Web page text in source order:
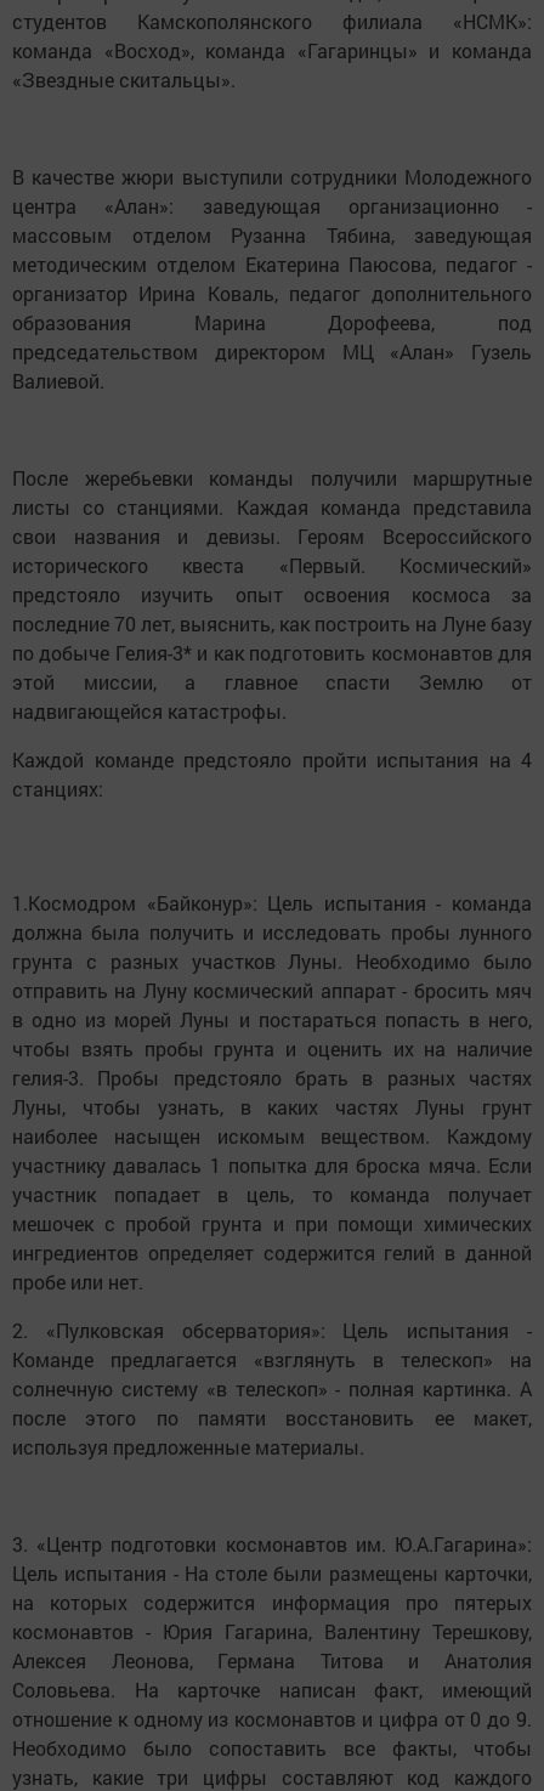
студентов Камскополянского филиала «НСМК»:
команда «Восход», команда «Гагаринцы» и команда
«Звездные скитальцы».
В качестве жюри выступили сотрудники Молодежного
центра «Алан»: заведующая организационно -
массовым отделом Рузанна Тябина, заведующая
методическим отделом Екатерина Паюсова, педагог -
организатор Ирина Коваль, педагог дополнительного
образования Марина Дорофеева, под
председательством директором МЦ «Алан» Гузель
Валиевой.
После жеребьевки команды получили маршрутные
листы со станциями. Каждая команда представила
свои названия и девизы. Героям Всероссийского
исторического квеста «Первый. Космический»
предстояло изучить опыт освоения космоса за
последние 70 лет, выяснить, как построить на Луне базу
по добыче Гелия-3* и как подготовить космонавтов для
этой миссии, а главное спасти Землю от
надвигающейся катастрофы.
Каждой команде предстояло пройти испытания на 4
станциях:
1.Космодром «Байконур»: Цель испытания - команда
должна была получить и исследовать пробы лунного
грунта с разных участков Луны. Необходимо было
отправить на Луну космический аппарат - бросить мяч
в одно из морей Луны и постараться попасть в него,
чтобы взять пробы грунта и оценить их на наличие
гелия-3. Пробы предстояло брать в разных частях
Луны, чтобы узнать, в каких частях Луны грунт
наиболее насыщен искомым веществом. Каждому
участнику давалась 1 попытка для броска мяча. Если
участник попадает в цель, то команда получает
мешочек с пробой грунта и при помощи химических
ингредиентов определяет содержится гелий в данной
пробе или нет.
2. «Пулковская обсерватория»: Цель испытания -
Команде предлагается «взглянуть в телескоп» на
солнечную систему «в телескоп» - полная картинка. А
после этого по памяти восстановить ее макет,
используя предложенные материалы.
3. «Центр подготовки космонавтов им. Ю.А.Гагарина»:
Цель испытания - На столе были размещены карточки,
на которых содержится информация про пятерых
космонавтов - Юрия Гагарина, Валентину Терешкову,
Алексея Леонова, Германа Титова и Анатолия
Соловьева. На карточке написан факт, имеющий
отношение к одному из космонавтов и цифра от 0 до 9.
Необходимо было сопоставить все факты, чтобы
узнать, какие три цифры составляют код каждого